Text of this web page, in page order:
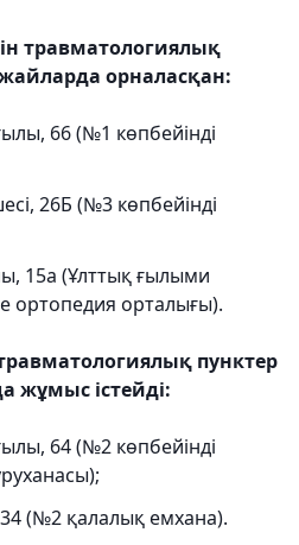
травматологиялық
орналасқан:
66 (№1 көпбейінді
26Б (№3 көпбейінді
15а (Ұлттық ғылыми
ортопедия орталығы).
пунктер
жұмыс істейді:
64 (№2 көпбейінді
(№2 қалалық емхана).